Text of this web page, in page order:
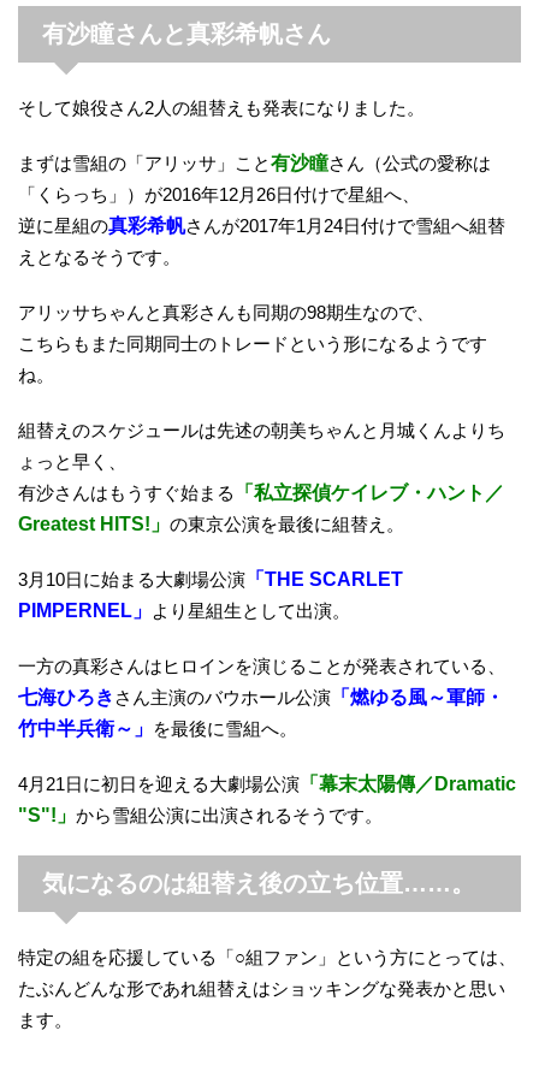
有沙瞳さんと真彩希帆さん
そして娘役さん2人の組替えも発表になりました。
まずは雪組の「アリッサ」こと有沙瞳さん（公式の愛称は
「くらっち」）が2016年12月26日付けで星組へ、
逆に星組の真彩希帆さんが2017年1月24日付けで雪組へ組替
えとなるそうです。
アリッサちゃんと真彩さんも同期の98期生なので、
こちらもまた同期同士のトレードという形になるようです
ね。
組替えのスケジュールは先述の朝美ちゃんと月城くんよりち
ょっと早く、
有沙さんはもうすぐ始まる
「私立探偵ケイレブ・ハント／
Greatest HITS!」 の東京公演を最後に組替え。
3月10日に始まる大劇場公演 「THE SCARLET
PIMPERNEL」 より星組生として出演。
一方の真彩さんはヒロインを演じることが発表されている、
七海ひろき さん主演のバウホール公演 「燃ゆる風～軍師・
竹中半兵衛～」 を最後に雪組へ。
4月21日に初日を迎える大劇場公演 「幕末太陽傳／Dramatic
"S"!」 から雪組公演に出演されるそうです。
気になるのは組替え後の立ち位置……。
特定の組を応援している「○組ファン」という方にとっては、
たぶんどんな形であれ組替えはショッキングな発表かと思い
ます。